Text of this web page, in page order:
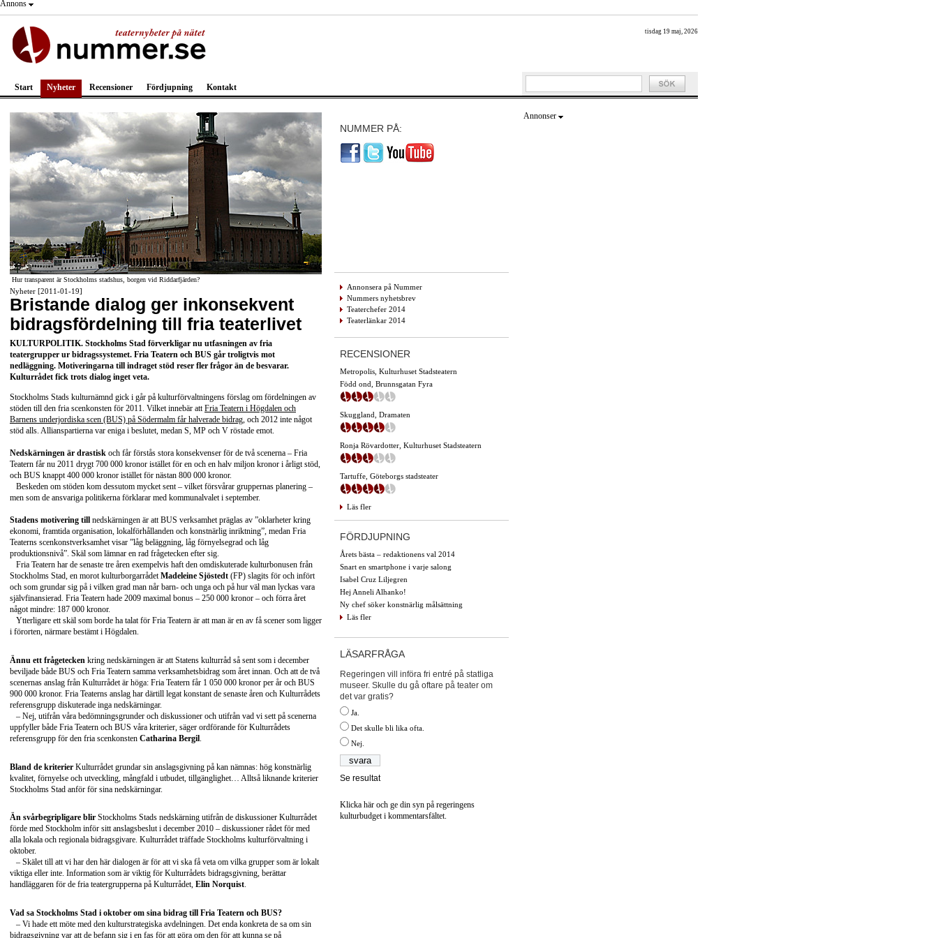
Annons
tisdag 19 maj, 2026
Start Nyheter Recensioner Fördjupning Kontakt
Hur transparent är Stockholms stadshus, borgen vid Riddarfjärden?
Nyheter [2011-01-19]
Bristande dialog ger inkonsekvent
bidragsfördelning till fria teaterlivet
KULTURPOLITIK. Stockholms Stad förverkligar nu utfasningen av fria
teatergrupper ur bidragssystemet. Fria Teatern och BUS går troligtvis mot
nedläggning. Motiveringarna till indraget stöd reser fler frågor än de besvarar.
Kulturrådet fick trots dialog inget veta.
Stockholms Stads kulturnämnd gick i går på kulturförvaltningens förslag om fördelningen av
stöden till den fria scenkonsten för 2011. Vilket innebär attFria Teatern i Högdalen och
Barnens underjordiska scen (BUS) på Södermalm får halverade bidrag, och 2012 inte något
stöd alls. Allianspartierna var eniga i beslutet, medan S, MP och V röstade emot.
Nedskärningen är drastisk och får förstås stora konsekvenser för de två scenerna – Fria
Teatern får nu 2011 drygt 700 000 kronor istället för en och en halv miljon kronor i årligt stöd,
och BUS knappt 400 000 kronor istället för nästan 800 000 kronor.
Beskeden om stöden kom dessutom mycket sent – vilket försvårar gruppernas planering –
men som de ansvariga politikerna förklarar med kommunalvalet i september.
Stadens motivering till nedskärningen är att BUS verksamhet präglas av ”oklarheter kring
ekonomi, framtida organisation, lokalförhållanden och konstnärlig inriktning”, medan Fria
Teaterns scenkonstverksamhet visar ”låg beläggning, låg förnyelsegrad och låg
produktionsnivå”. Skäl som lämnar en rad frågetecken efter sig.
Fria Teatern har de senaste tre åren exempelvis haft den omdiskuterade kulturbonusen från
Stockholms Stad, en morot kulturborgarrådetMadeleine Sjöstedt (FP) slagits för och infört
och som grundar sig på i vilken grad man når barn- och unga och på hur väl man lyckas vara
självfinansierad. Fria Teatern hade 2009 maximal bonus – 250 000 kronor – och förra året
något mindre: 187 000 kronor.
Ytterligare ett skäl som borde ha talat för Fria Teatern är att man är en av få scener som ligger
i förorten, närmare bestämt i Högdalen.
Ännu ett frågetecken kring nedskärningen är att Statens kulturråd så sent som i december
beviljade både BUS och Fria Teatern samma verksamhetsbidrag som året innan. Och att de två
scenernas anslag från Kulturrådet är höga: Fria Teatern får 1 050 000 kronor per år och BUS
900 000 kronor. Fria Teaterns anslag har därtill legat konstant de senaste åren och Kulturrådets
referensgrupp diskuterade inga nedskärningar.
– Nej, utifrån våra bedömningsgrunder och diskussioner och utifrån vad vi sett på scenerna
uppfyller både Fria Teatern och BUS våra kriterier, säger ordförande för Kulturrådets
referensgrupp för den fria scenkonsten Catharina Bergil.
Bland de kriterier Kulturrådet grundar sin anslagsgivning på kan nämnas: hög konstnärlig
kvalitet, förnyelse och utveckling, mångfald i utbudet, tillgänglighet… Alltså liknande kriterier
Stockholms Stad anför för sina nedskärningar.
Än svårbegripligare blir Stockholms Stads nedskärning utifrån de diskussioner Kulturrådet
förde med Stockholm inför sitt anslagsbeslut i december 2010 – diskussioner rådet för med
alla lokala och regionala bidragsgivare. Kulturrådet träffade Stockholms kulturförvaltning i
oktober.
– Skälet till att vi har den här dialogen är för att vi ska få veta om vilka grupper som är lokalt
viktiga eller inte. Information som är viktig för Kulturrådets bidragsgivning, berättar
handläggaren för de fria teatergrupperna på Kulturrådet, Elin Norquist.
Vad sa Stockholms Stad i oktober om sina bidrag till Fria Teatern och BUS?
– Vi hade ett möte med den kulturstrategiska avdelningen. Det enda konkreta de sa om sin
bidragsgivning var att de befann sig i en fas för att göra om den för att kunna se på
NUMMER PÅ:
Annonsera på Nummer
Nummers nyhetsbrev
Teaterchefer 2014
Teaterlänkar 2014
RECENSIONER
Metropolis, Kulturhuset Stadsteatern
Född ond, Brunnsgatan Fyra
Skuggland, Dramaten
Ronja Rövardotter, Kulturhuset Stadsteatern
Tartuffe, Göteborgs stadsteater
Läs fler
FÖRDJUPNING
Årets bästa – redaktionens val 2014
Snart en smartphone i varje salong
Isabel Cruz Liljegren
Hej Anneli Alhanko!
Ny chef söker konstnärlig målsättning
Läs fler
LÄSARFRÅGA
Regeringen vill införa fri entré på statliga
museer. Skulle du gå oftare på teater om
det var gratis?
Ja.
Det skulle bli lika ofta.
Nej.
Se resultat
Klicka här och ge din syn på regeringens
kulturbudget i kommentarsfältet.
Annonser